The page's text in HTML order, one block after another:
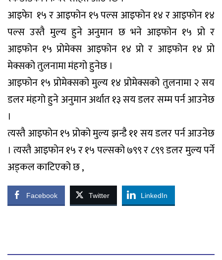
आइफेा १५ र आइफोन १५ पल्स आइफोन १४ र आइफोन १४
पल्स उस्तै मुल्य हुने अनुमान छ भने आइफोन १५ प्रो र
आइफोन १५ प्रोमेक्स आइफोन १४ प्रो र आइफोन १४ प्रो
मेक्सको तुलनामा मंहगो हुनेछ ।
आइफोन १५ प्रोमेक्सको मुल्य १४ प्रोमेक्सको तुलनामा २ सय
डलर मंहगो हुने अनुमान अर्थात १३ सय डलर सम्म पर्न आउनेछ
।
त्यस्तै आइफोन १५ प्रोको मुल्य झन्डै ११ सय डलर पर्न आउनेछ
। त्यस्तै आइफोन १५ र १५ पल्सको ७९९ र ८९९ डलर मुल्य पर्ने
अड्कल काटिएको छ ,
Facebook Twitter LinkedIn